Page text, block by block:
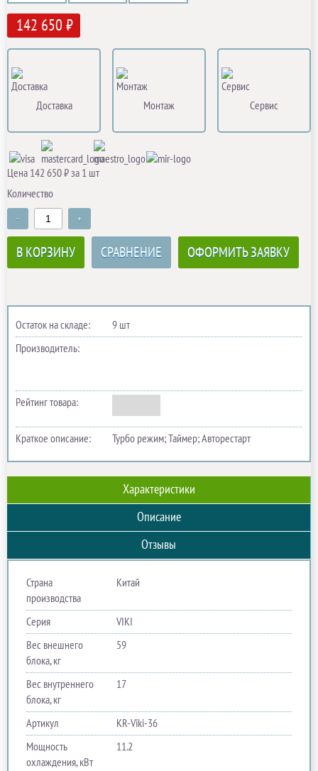
142 650 ₽
Доставка Монтаж Сервис
Цена 142 650 ₽ за 1 шт
Количество
- +
В КОРЗИНУ СРАВНЕНИЕ ОФОРМИТЬ ЗАЯВКУ
Остаток на складе:
9 шт
Производитель:
Рейтинг товара:
Краткое описание: Турбо режим; Таймер; Авторестарт
Характеристики
Описание
Отзывы
Страна
производства
Китай
Серия
VIKI
Вес внешнего
блока, кг
59
Вес внутреннего
блока, кг
17
Артикул
KR-Viki-36
Мощность
охлаждения, кВт
11.2